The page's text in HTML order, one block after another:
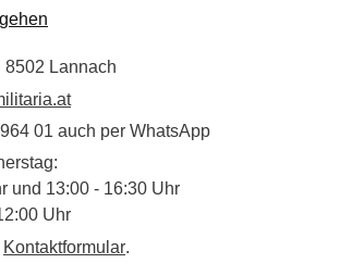
8502 Lannach
01 auch per WhatsApp
und 13:00 - 16:30 Uhr
Uhr
Kontaktformular.